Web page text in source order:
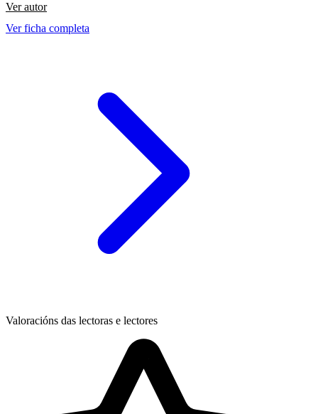
Ver autor
Ver ficha completa
Valoracións das lectoras e lectores